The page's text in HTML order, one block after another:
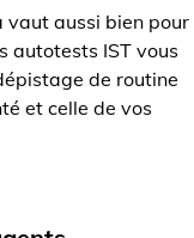
vaut aussi bien pour
autotests IST vous
de routine
et celle de vos